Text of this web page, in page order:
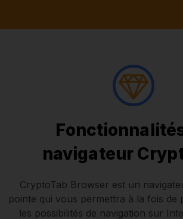
navigateur
CryptoTab Browser est un
pointe qui vous permettra à la fois de
les possibilités de navigation sur